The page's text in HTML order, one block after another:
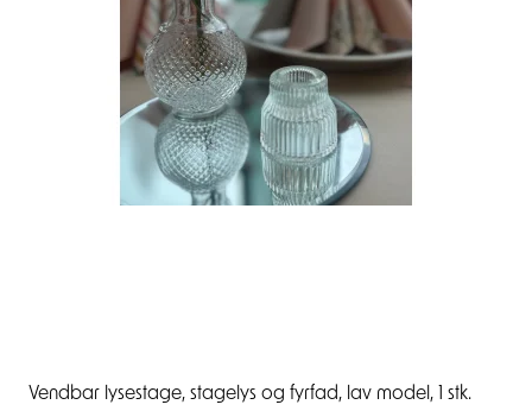
Vendbar lysestage, stagelys og fyrfad, lav model, 1 stk.